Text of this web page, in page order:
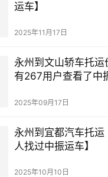
运车】
2025年11月17日
永州到文山轿车托运
有267用户查看了中
2025年09月17日
永州到宜都汽车托运
人找过中振运车】
2025年10月10日